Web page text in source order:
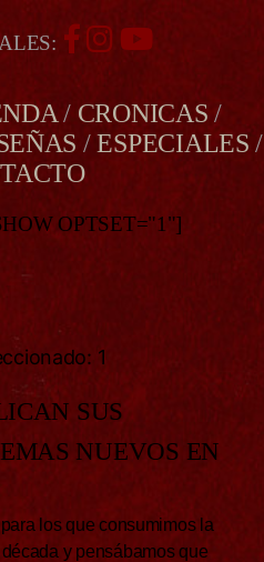
/ CRONICAS /
/ESPECIALES /
OPTSET="1"]
1
SUS
NUEVOS EN
los que consumimos la
y pensábamos que